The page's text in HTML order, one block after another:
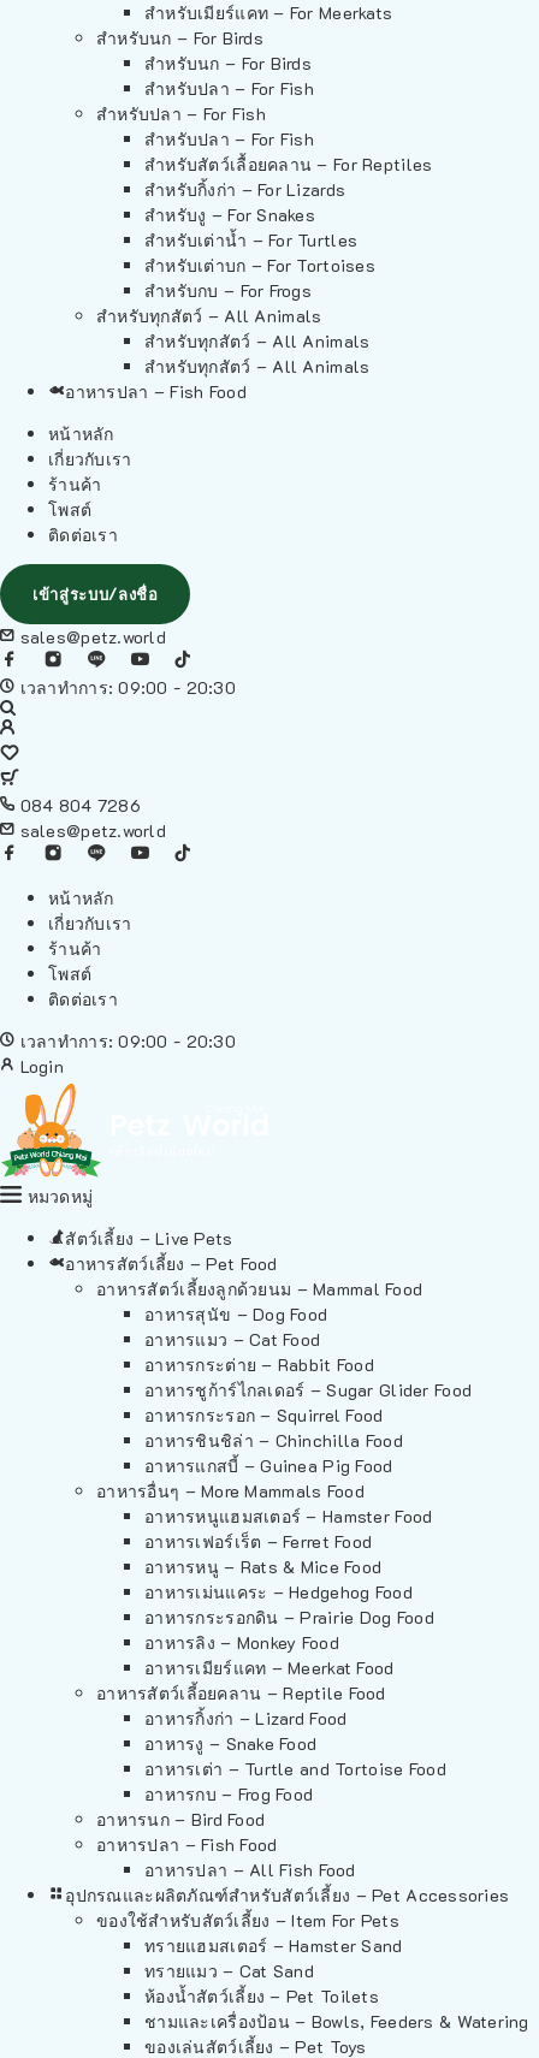
สำหรับเมียร์แคท – For Meerkats
สำหรับนก – For Birds
สำหรับนก – For Birds
สำหรับปลา – For Fish
สำหรับปลา – For Fish
สำหรับปลา – For Fish
สำหรับสัตว์เลื้อยคลาน – For Reptiles
สำหรับกิ้งก่า – For Lizards
สำหรับงู – For Snakes
สำหรับเต่าน้ำ – For Turtles
สำหรับเต่าบก – For Tortoises
สำหรับกบ – For Frogs
สำหรับทุกสัตว์ – All Animals
สำหรับทุกสัตว์ – All Animals
สำหรับทุกสัตว์ – All Animals
อาหารปลา – Fish Food
หน้าหลัก
เกี่ยวกับเรา
ร้านค้า
โพสต์
ติดต่อเรา
เข้าสู่ระบบ/ลงชื่อ
sales@petz.world
เวลาทำการ: 09:00 - 20:30
084 804 7286
sales@petz.world
หน้าหลัก
เกี่ยวกับเรา
ร้านค้า
โพสต์
ติดต่อเรา
เวลาทำการ: 09:00 - 20:30
Login
หมวดหมู่
สัตว์เลี้ยง – Live Pets
อาหารสัตว์เลี้ยง – Pet Food
อาหารสัตว์เลี้ยงลูกด้วยนม – Mammal Food
อาหารสุนัข – Dog Food
อาหารแมว – Cat Food
อาหารกระต่าย – Rabbit Food
อาหารชูก้าร์ไกลเดอร์ – Sugar Glider Food
อาหารกระรอก – Squirrel Food
อาหารชินชิล่า – Chinchilla Food
อาหารแกสบี้ – Guinea Pig Food
อาหารอื่นๆ – More Mammals Food
อาหารหนูแฮมสเตอร์ – Hamster Food
อาหารเฟอร์เร็ต – Ferret Food
อาหารหนู – Rats & Mice Food
อาหารเม่นแคระ – Hedgehog Food
อาหารกระรอกดิน – Prairie Dog Food
อาหารลิง – Monkey Food
อาหารเมียร์แคท – Meerkat Food
อาหารสัตว์เลี้อยคลาน – Reptile Food
อาหารกิ้งก่า – Lizard Food
อาหารงู – Snake Food
อาหารเต่า – Turtle and Tortoise Food
อาหารกบ – Frog Food
อาหารนก – Bird Food
อาหารปลา – Fish Food
อาหารปลา – All Fish Food
อุปกรณและผลิตภัณฑ์สำหรับสัตว์เลี้ยง – Pet Accessories
ของใช้สำหรับสัตว์เลี้ยง – Item For Pets
ทรายแฮมสเตอร์ – Hamster Sand
ทรายแมว – Cat Sand
ห้องน้ำสัตว์เลี้ยง – Pet Toilets
ชามและเครื่องป้อน – Bowls, Feeders & Watering
ของเล่นสัตว์เลี้ยง – Pet Toys